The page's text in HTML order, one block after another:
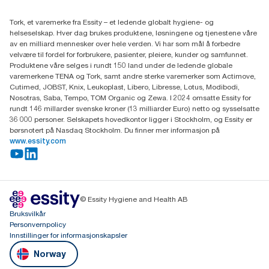
Fredrik Selmers vei 6
0603 OSLO
Tork, et varemerke fra Essity – et ledende globalt hygiene- og
helseselskap. Hver dag brukes produktene, løsningene og tjenestene våre
av en milliard mennesker over hele verden. Vi har som mål å forbedre
velvære til fordel for forbrukere, pasienter, pleiere, kunder og samfunnet.
Produktene våre selges i rundt 150 land under de ledende globale
varemerkene TENA og Tork, samt andre sterke varemerker som Actimove,
Cutimed, JOBST, Knix, Leukoplast, Libero, Libresse, Lotus, Modibodi,
Nosotras, Saba, Tempo, TOM Organic og Zewa. I 2024 omsatte Essity for
rundt 146 millarder svenske kroner (13 milliarder Euro) netto og sysselsatte
36 000 personer. Selskapets hovedkontor ligger i Stockholm, og Essity er
børsnotert på Nasdaq Stockholm. Du finner mer informasjon på
www.essity.com
© Essity Hygiene and Health AB
Bruksvilkår
Personvernpolicy
Innstillinger for informasjonskapsler
Norway